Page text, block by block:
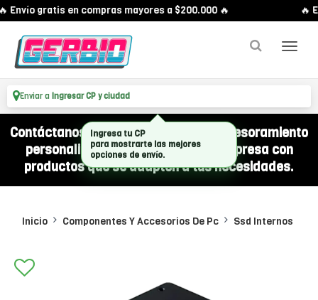
Envío gratis en compras mayores a $200.000 🔥 🔥
Enviar a Ingresar CP y ciudad
Contáctanos por WhatsApp y recibí asesoramiento
personalizado para equipar a tu empresa con
productos que se adapten a tus necesidades.
Inicio Componentes Y Accesorios De Pc Ssd Internos